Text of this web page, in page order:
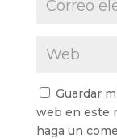
Guardar
web en este
haga un